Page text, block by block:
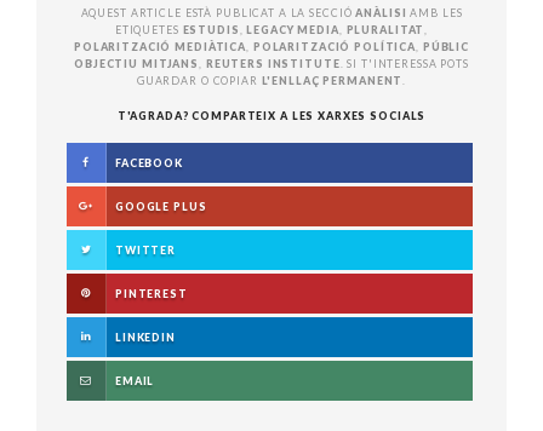
AQUEST ARTICLE ESTÀ PUBLICAT A LA SECCIÓANÀLISI AMB LES
ETIQUETES ESTUDIS ,LEGACY MEDIA PLURALITAT
POLARITZACIÓ MEDIÀTICA
POLARITZACIÓ POLÍTICA
PÚBLIC
OBJECTIU MITJANS
REUTERS INSTITUTE . SI T'INTERESSA POTS
GUARDAR O COPIAR L'ENLLAÇ PERMANENT
T'AGRADA? COMPARTEIX A LES XARXES SOCIALS
FACEBOOK
GOOGLE PLUS
TWITTER
PINTEREST
LINKEDIN
EMAIL